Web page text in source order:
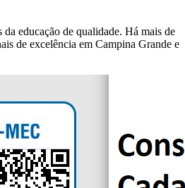
educação de qualidade. Há mais de
de excelência em Campina Grande e